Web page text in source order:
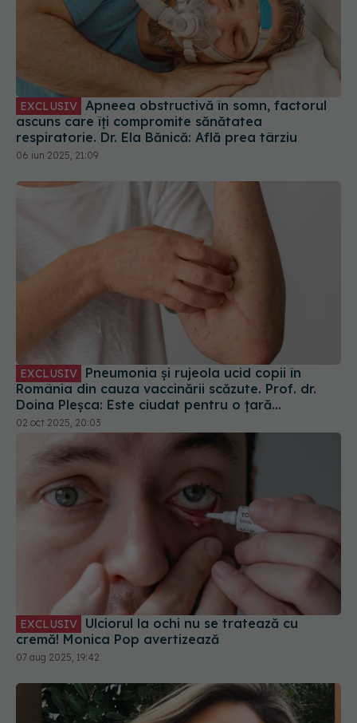
EXCLUSIV
ascuns care îți compromite sănătatea
respiratorie. Dr. Ela Bănică: Află prea târziu
06 iun 2025, 21:09
EXCLUSIV
România din cauza vaccinării scăzute. Prof. dr.
Doina Pleșca: Este ciudat pentru o țară
europeană
02 oct 2025, 20:03
EXCLUSIV
cremă! Monica Pop avertizează
07 aug 2025, 19:42